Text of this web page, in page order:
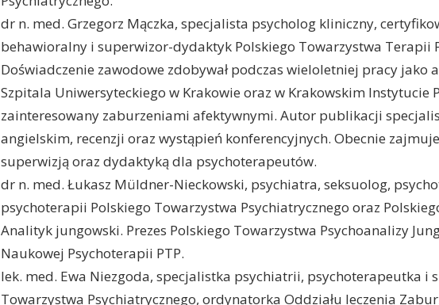
dr n. med. Grzegorz Mączka, specjalista psycholog kliniczny,
behawioralny i superwizor-dydaktyk Polskiego Towarzystwa Terapii
Doświadczenie zawodowe zdobywał podczas wieloletniej pracy jako
Szpitala Uniwersyteckiego w Krakowie oraz w Krakowskim Instytucie
zainteresowany zaburzeniami afektywnymi. Autor publikacji
angielskim, recenzji oraz wystąpień konferencyjnych. Obecnie
superwizją oraz dydaktyką dla psychoterapeutów.
dr n. med. Łukasz Müldner-Nieckowski, psychiatra, seksuolog,
psychoterapii Polskiego Towarzystwa Psychiatrycznego oraz
Analityk jungowski. Prezes Polskiego Towarzystwa Psychoanalizy
Naukowej Psychoterapii PTP.
lek. med. Ewa Niezgoda, specjalistka psychiatrii, psychoterapeutka i
Towarzystwa Psychiatrycznego, ordynatorka Oddziału leczenia